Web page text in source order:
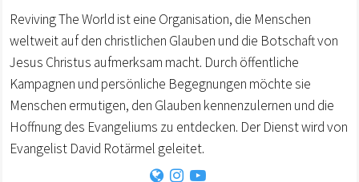
Reviving The World ist eine Organisation, die Menschen
weltweit auf den christlichen Glauben und die Botschaft von
Jesus Christus aufmerksam macht. Durch öffentliche
Kampagnen und persönliche Begegnungen möchte sie
Menschen ermutigen, den Glauben kennenzulernen und die
Hoffnung des Evangeliums zu entdecken. Der Dienst wird von
Evangelist David Rotärmel geleitet.